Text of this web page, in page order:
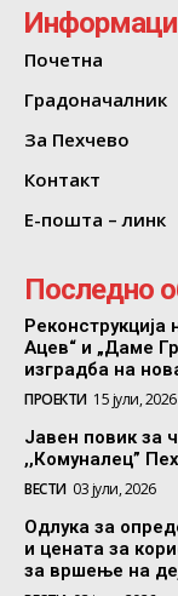
Почетна
Градоначалник
За Пехчево
Контакт
Е-пошта – линк
Последно
Ацев“ и „Даме
изградба на
ПРОЕКТИ 15 јули, 2026
Јавен повик за
,,Комуналец”
ВЕСТИ 03 јули, 2026
Одлука за
и цената за
за вршење на